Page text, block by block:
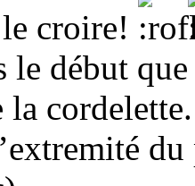
croire!
début